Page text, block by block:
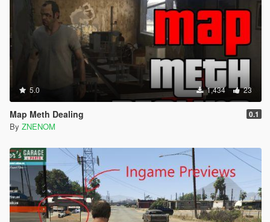
5.0 1,434 23
Map Meth Dealing 0.1
By ZNENOM